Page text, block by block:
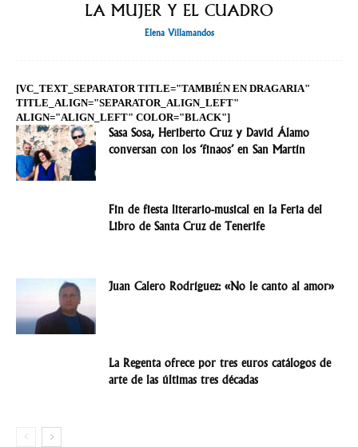
LA MUJER Y EL CUADRO
Elena Villamandos
[VC_TEXT_SEPARATOR TITLE="TAMBIÉN EN DRAGARIA"
TITLE_ALIGN="SEPARATOR_ALIGN_LEFT"
ALIGN="ALIGN_LEFT" COLOR="BLACK"]
Sasa Sosa, Heriberto Cruz y David Álamo
conversan con los ‘finaos’ en San Martín
Fin de fiesta literario-musical en la Feria del
Libro de Santa Cruz de Tenerife
Juan Calero Rodríguez: «No le canto al amor»
La Regenta ofrece por tres euros catálogos de
arte de las últimas tres décadas